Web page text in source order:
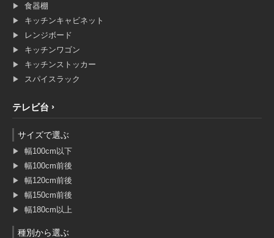
食器棚
キッチンキャビネット
レンジボード
キッチンワゴン
キッチンストッカー
スパイスラック
テレビ台
サイズで選ぶ
幅100cm以下
幅100cm前後
幅120cm前後
幅150cm前後
幅180cm以上
種別から選ぶ